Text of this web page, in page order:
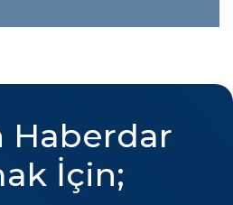
Haberdar
İçin;